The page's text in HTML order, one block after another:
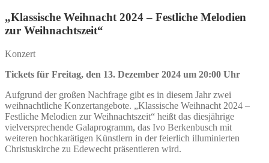
„Klassische Weihnacht 2024 – Festliche Melodien
zur Weihnachtszeit“
Konzert
Tickets für Freitag, den 13. Dezember 2024 um 20:00 Uhr
Aufgrund der großen Nachfrage gibt es in diesem Jahr zwei
weihnachtliche Konzertangebote. „Klassische Weihnacht 2024 –
Festliche Melodien zur Weihnachtszeit“ heißt das diesjährige
vielversprechende Galaprogramm, das Ivo Berkenbusch mit
weiteren hochkarätigen Künstlern in der feierlich illuminierten
Christuskirche zu Edewecht präsentieren wird.